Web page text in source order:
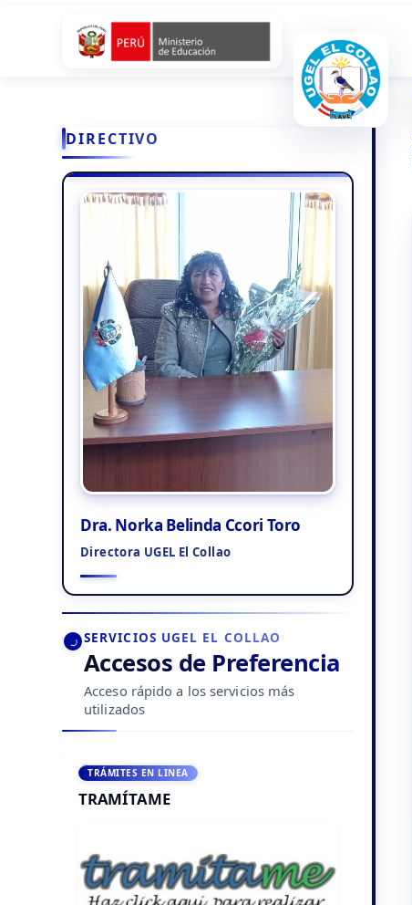
DIRECTIVO
Dra. Norka Belinda Ccori Toro
Directora UGEL El Collao
SERVICIOS UGEL EL COLLAO
Accesos de Preferencia
Acceso rápido a los servicios más
utilizados
TRÁMITES EN LINEA
TRAMÍTAME